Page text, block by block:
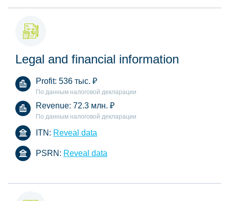
Legal and financial information
Profit: 536 тыс. ₽
По данным налоговой декларации
Revenue: 72.3 млн. ₽
По данным налоговой декларации
ITN: Reveal data
PSRN: Reveal data